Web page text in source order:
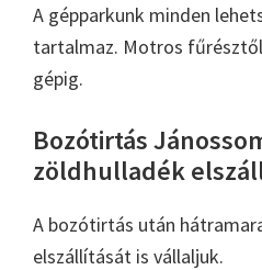
A gépparkunk minden
tartalmaz. Motros
gépig.
Bozótirtás
zöldhulladék
A bozótirtás után
elszállítását is vállaljuk.